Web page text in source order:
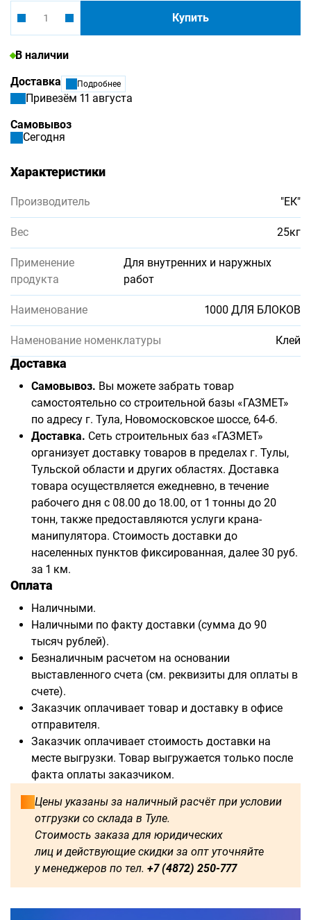
Купить
В наличии
Доставка
Подробнее
Привезём 11 августа
Самовывоз
Сегодня
Характеристики
Производитель "ЕК"
Вес 25кг
Применение
продукта
Для внутренних и наружных
работ
Наименование 1000 ДЛЯ БЛОКОВ
Наменование номенклатуры Клей
Доставка
Самовывоз. Вы можете забрать товар
самостоятельно со строительной базы «ГАЗМЕТ»
по адресу г. Тула, Новомосковское шоссе, 64-б.
Доставка. Сеть строительных баз «ГАЗМЕТ»
организует доставку товаров в пределах г. Тулы,
Тульской области и других областях. Доставка
товара осуществляется ежедневно, в течение
рабочего дня с 08.00 до 18.00, от 1 тонны до 20
тонн, также предоставляются услуги крана-
манипулятора. Стоимость доставки до
населенных пунктов фиксированная, далее 30 руб.
за 1 км.
Оплата
Наличными.
Наличными по факту доставки (сумма до 90
тысяч рублей).
Безналичным расчетом на основании
выставленного счета (см. реквизиты для оплаты в
счете).
Заказчик оплачивает товар и доставку в офисе
отправителя.
Заказчик оплачивает стоимость доставки на
месте выгрузки. Товар выгружается только после
факта оплаты заказчиком.
Цены указаны за наличный расчёт при условии
отгрузки со склада в Туле.
Стоимость заказа для юридических
лиц и действующие скидки за опт уточняйте
у менеджеров по тел. +7 (4872) 250-777